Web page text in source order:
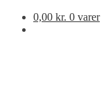
0,00 kr. 0 varer